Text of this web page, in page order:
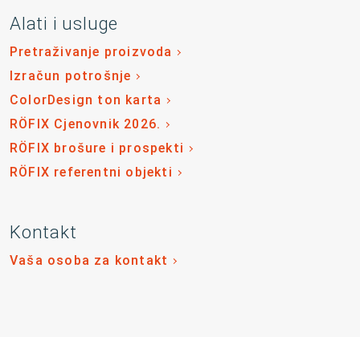
Alati i usluge
Pretraživanje proizvoda
Izračun potrošnje
ColorDesign ton karta
RÖFIX Cjenovnik 2026.
RÖFIX brošure i prospekti
RÖFIX referentni objekti
Kontakt
Vaša osoba za kontakt